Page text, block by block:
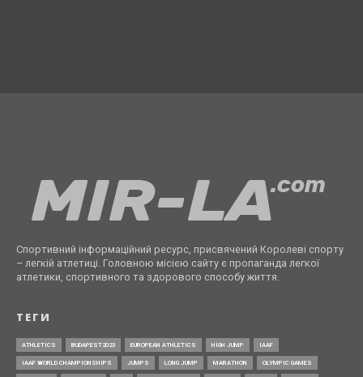
Спортивний інформаційний ресурс, присвячений Королеві спорту
– легкій атлетиці. Головною місією сайту є пропаганда легкої
атлетики, спортивного та здорового способу життя.
ТЕГИ
ATHLETICS BUDAPEST2023 EUROPEAN ATHLETICS HIGH JUMP IAAF
IAAF WORLD CHAMPIONSHIPS JUMPS LONG JUMP MARATHON OLYMPIC GAMES